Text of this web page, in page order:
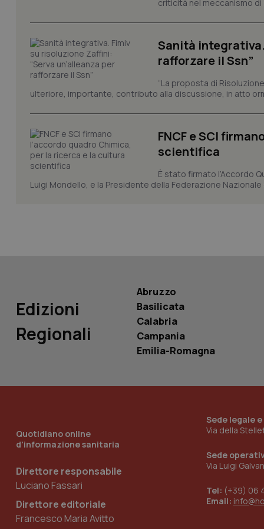
criticità nel meccanismo di
Sanità
rafforzare il Ssn”
“La proposta di
ulteriore, importante, contributo alla discussione, in atto
FNCF e SCI
scientifica
È stato firmato l’Accordo
Luigi Mondello, e la Presidente della Federazione Nazionale
Edizioni
Regionali
Abruzzo
Basilicata
Calabria
Campania
Emilia-Romagna
Quotidiano online
d'informazione sanitaria
Direttore responsabile
Luciano Fassari
Direttore editoriale
Francesco Maria Avitto
Sede legale
Via della
Sede
Via Luigi
Tel: (+39) 06
Email:
CookieScriptConsent
tracking-enable
tracking-sites-
session-id
_ga
Nome
__Secure-YNID
YSC